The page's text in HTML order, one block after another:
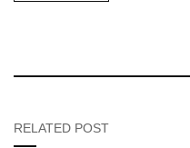
RELATED POST